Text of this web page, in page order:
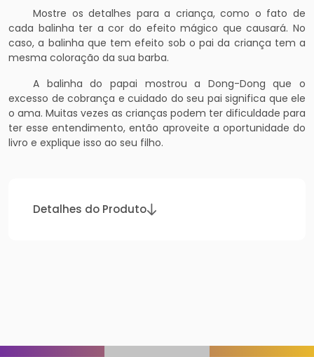
Mostre os detalhes para a criança, como o fato de
cada balinha ter a cor do efeito mágico que causará. No
caso, a balinha que tem efeito sob o pai da criança tem a
mesma coloração da sua barba.
A balinha do papai mostrou a Dong-Dong que o
excesso de cobrança e cuidado do seu pai significa que ele
o ama. Muitas vezes as crianças podem ter dificuldade para
ter esse entendimento, então aproveite a oportunidade do
livro e explique isso ao seu filho.
Detalhes do Produto